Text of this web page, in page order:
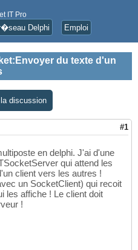
IT Pro
Delphi Emploi
du texte d'un
discussion
#1
en delphi. J'ai d'une
qui attend les
client vers les autres !
un SocketClient) qui recoit
les affiche ! Le client doit
!